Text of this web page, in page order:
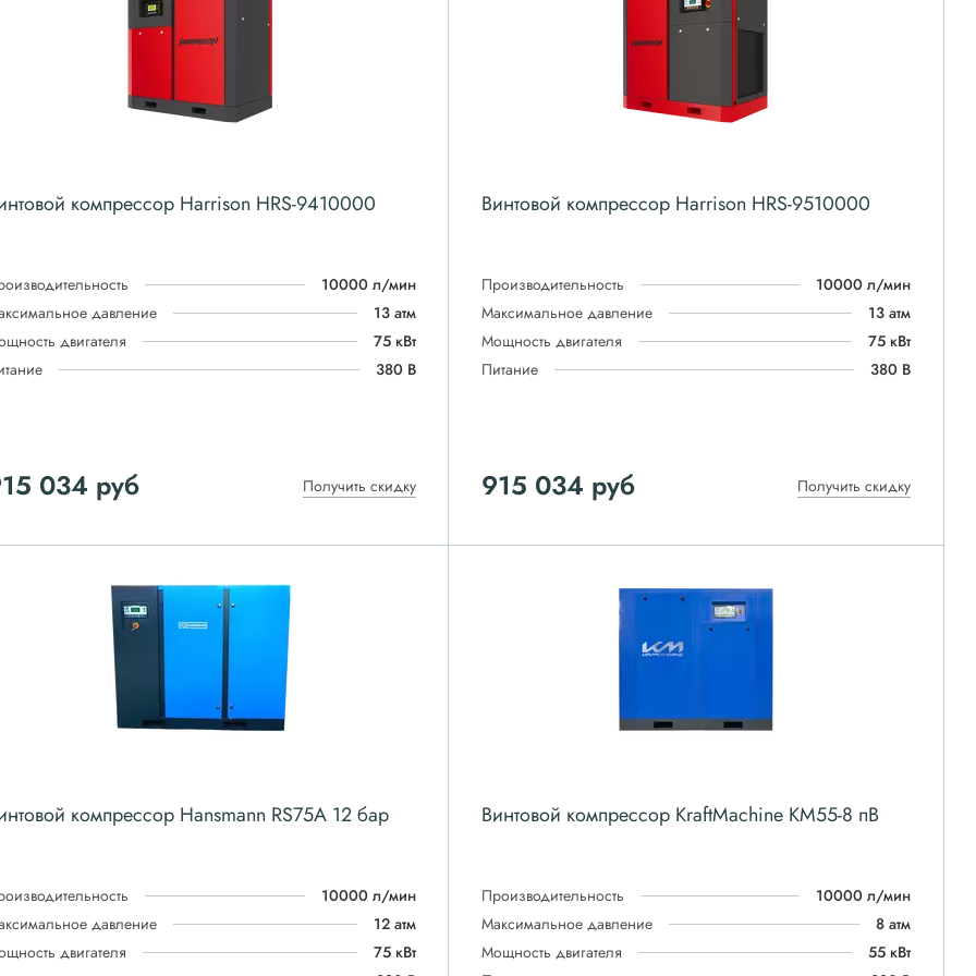
компрессор Harrison HRS-9410000
10000 л/мин
давление
13 атм
двигателя
75 кВт
380 В
034 руб Получить скидку
Винтовой компрессор Harrison HRS-9510000
Производительность
10000 л/мин
Максимальное давление
13 атм
Мощность двигателя
75 кВт
Питание
380 В
915 034 руб Получить скидку
компрессор Hansmann RS75A 12 бар
10000 л/мин
давление
12 атм
двигателя
75 кВт
Винтовой компрессор KraftMachine KM55-8 пВ
Производительность
10000 л/мин
Максимальное давление
8 атм
Мощность двигателя
55 кВт